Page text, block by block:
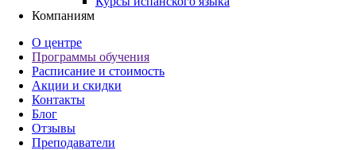
Компаниям
О центре
Программы обучения
Расписание и стоимость
Акции и скидки
Контакты
Блог
Отзывы
Преподаватели